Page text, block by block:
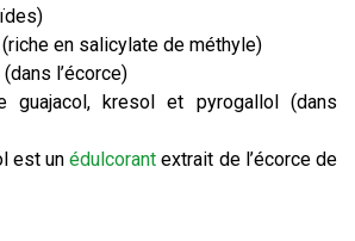
en salicylate de méthyle)
l’écorce)
guajacol, kresol et pyrogallol (dans
est unédulcorant extrait de l’écorce de